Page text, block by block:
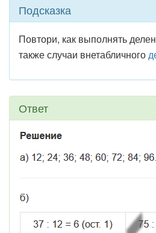
Подсказка
Повтори, как выполнять
также случаи внетабличного
Ответ